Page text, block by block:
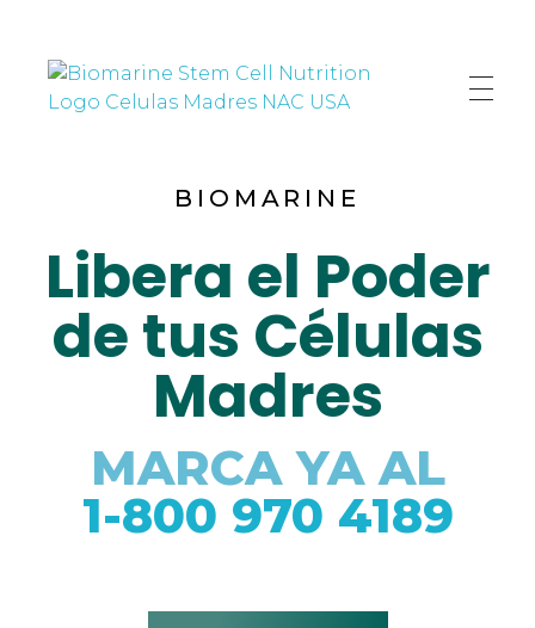
BIOMARINE
Libera el Poder
de tus Células
Madres
MARCA YA AL
1-800 970 4189